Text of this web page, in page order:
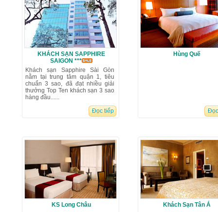
KHÁCH SẠN SAPPHIRE
SAIGON ***
Khách sạn Sapphire Sài Gòn
nằm tại trung tâm quận 1, tiêu
chuẩn 3 sao, đã đạt nhiều giải
thưởng Top Ten khách sạn 3 sao
hàng đầu......
Đọc tiếp
Hùng Quế
KS Long Châu Khách Sạn Tân Á